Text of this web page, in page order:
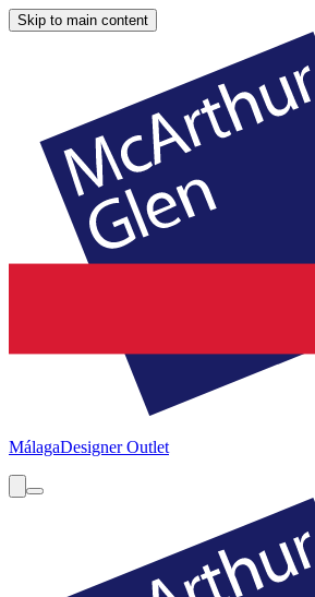
Skip to main content
MálagaDesigner Outlet